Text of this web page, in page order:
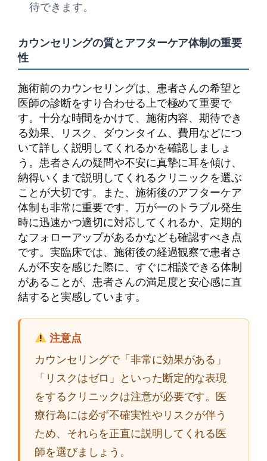
待できます。
カウンセリングの質とアフターケア体制の重要
性
施術前のカウンセリングは、患者さんの希望と
医師の診断をすり合わせる上で極めて重要で
す。十分な時間をかけて、施術内容、期待でき
る効果、リスク、ダウンタイム、費用などにつ
いて詳しく説明してくれるかを確認しましょ
う。患者さんの疑問や不安に真摯に耳を傾け、
納得いくまで説明してくれるクリニックを選ぶ
ことが大切です。また、施術後のアフターケア
体制も非常に重要です。万が一のトラブル発生
時に迅速かつ適切に対応してくれるか、定期的
なフォローアップがあるかなども確認すべき点
です。実臨床では、施術後の経過観察で患者さ
んが不安を感じた際に、すぐに相談できる体制
があることが、患者さんの満足度と安心感に直
結すると実感しています。
注意点
カウンセリングで「非常に効果がある」
「リスクはゼロ」といった断定的な表現
をするクリニックは注意が必要です。医
療行為には必ず不確実性やリスクが伴う
ため、それらを正直に説明してくれる医
師を選びましょう。